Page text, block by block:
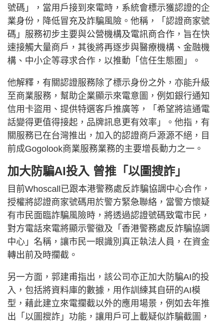
號碼」，當用戶接到來電時，系統會標示獲認證的企
業身份，降低冒充及詐騙風險。他稱，「認證商家號
碼」服務初步主要與公營機構及電訊商合作，旨在快
速接觸大量商戶，其後將再逐步與醫療機構、金融機
構、中小企等尋求合作，以推動「信任生態圈」。
他解釋，有關認證服務除了標示身份之外，亦能升級
至商業服務，幫助企業顯示來電意圖，例如銀行通知
信用卡盜用、提供特選客戶推廣等，「希望將這通電
話變得更值得接起，品牌訊息更有效率」。他指，有
關服務已在台灣推出，加入的認證商戶源源不絕，目
前成Gogolook商業服務業務的主要增長動力之一。
加大防騙AI投入 曾推「以圖搜詐」
目前Whoscall已跟本港警務處反詐騙協調中心合作，
授權將認證商家號碼用於警方緊急聯絡，當警方懷疑
有市民面臨詐騙風險時，將透過認證號碼致電市民，
對方電話來電將顯示警徽及「香港警務處反詐騙協調
中心」名稱，讓市民一眼識別真正執法人員，在資金
轉出前及時攔截。
另一方面，郭建甫指出，該公司亦正加大防騙AI的投
入，包括將資料庫的數據，用作訓練其自研的AI模
型，藉此建立來電攔截以外的應用場景，例如去年推
出「以圖搜詐」功能，讓用戶可上載疑似詐騙截圖，